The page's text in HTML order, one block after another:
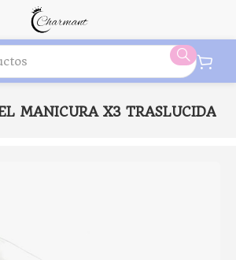
MANICURA X3 TRASLUCIDA